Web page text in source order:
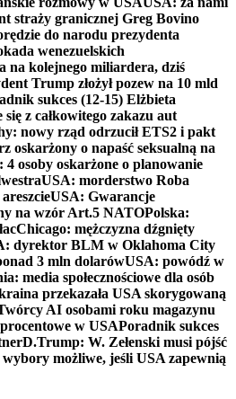
straży granicznej Greg Bovino
do narodu prezydenta
wenezuelskich
na kolejnego miliardera, dziś
Trump złożył pozew na 10 mld
sukces (12-15) Elżbieta
z całkowitego zakazu aut
nowy rząd odrzucił ETS2 i pakt
oskarżony o napaść seksualną na
osoby oskarżone o planowanie
USA: morderstwo Roba
USA: Gwarancje
na wzór Art.5 NATOPolska:
Chicago: mężczyzna dźgnięty
dyrektor BLM w Oklahoma City
3 mln dolarówUSA: powódź w
media społecznościowe dla osób
przekazała USA skorygowaną
AI osobami roku magazynu
w USAPoradnik sukces
D.Trump: W. Zełenski musi pójść
wybory możliwe, jeśli USA zapewnią